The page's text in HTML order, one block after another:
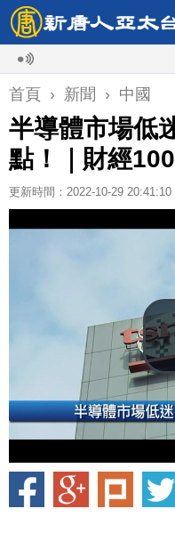
首頁 › 新聞 › 中國
半導體市場低
點！｜財經
更新時間：2022-10-29 20:41:10